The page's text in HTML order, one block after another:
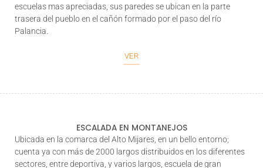
escuelas mas apreciadas, sus paredes se ubican en la parte
trasera del pueblo en el cañón formado por el paso del río
Palancia.
VER
ESCALADA EN MONTANEJOS
Ubicada en la comarca del Alto Mijares, en un bello entorno;
cuenta ya con más de 2000 largos distribuidos en los diferentes
sectores, entre deportiva, y varios largos, escuela de gran